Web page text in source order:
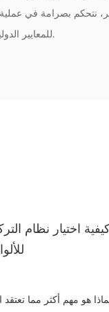
نتحكم بصرامة في
للمعايير الدولية والمحلية ذات الصلة وقد اجتازت ما يقابلها من شهادات واختبارات.
الألومنيوم
14
استخدامه على نطاق